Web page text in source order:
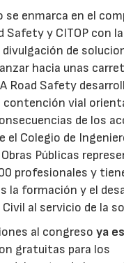
se enmarca en el
Safety y CITOP con la
de
hacia unas
Road Safety
contención vial
de los
el Colegio de
Públicas
profesionales y
la formación y el
al servicio de la
al congresoya
gratuitas para los